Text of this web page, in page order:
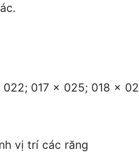
017 x 025; 018 x
vị trí các răng